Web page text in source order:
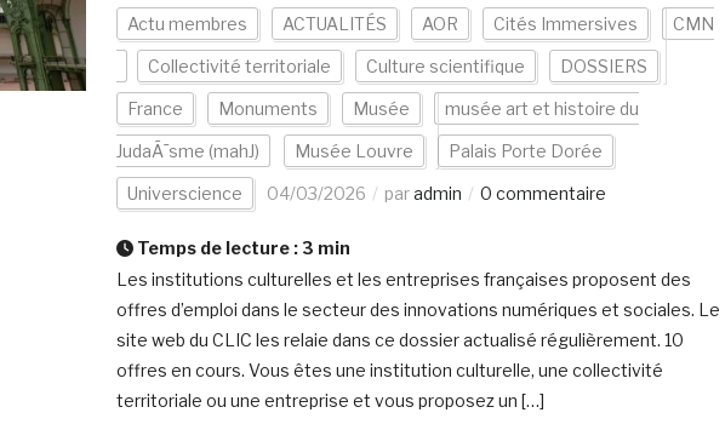
Actu membres ACTUALITÉS AOR Cités Immersives CMN
Collectivité territoriale Culture scientifique DOSSIERS
France Monuments Musée musée art et histoire du
JudaÃ¯sme (mahJ) Musée Louvre Palais Porte Dorée
Universcience 04/03/2026 paradmin 0 commentaire
Temps de lecture : 3 min
Les institutions culturelles et les entreprises françaises proposent des
offres d’emploi dans le secteur des innovations numériques et sociales. Le
site web du CLIC les relaie dans ce dossier actualisé régulièrement. 10
offres en cours. Vous êtes une institution culturelle, une collectivité
territoriale ou une entreprise et vous proposez un […]